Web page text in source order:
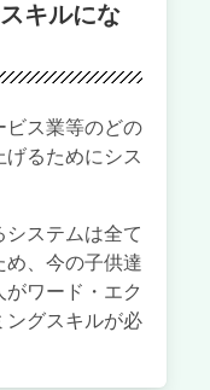
キルにな
ビス業等のどの
るためにシス
ステムは全て
、今の子供達
ワード・エク
ングスキルが必